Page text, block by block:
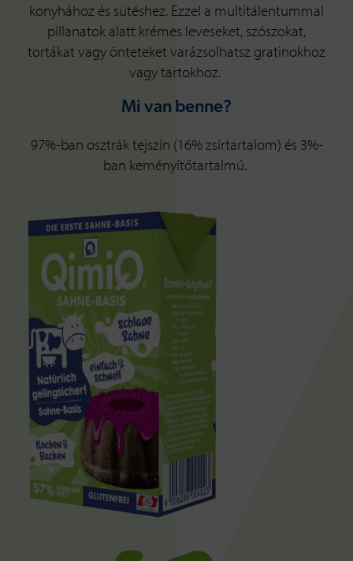
konyhához és sütéshez. Ezzel a multitálentummal
pillanatok alatt krémes leveseket, szószokat,
tortákat vagy önteteket varázsolhatsz gratinokhoz
vagy tartokhoz.
Mi van benne?
97%-ban osztrák tejszín (16% zsírtartalom) és 3%-
ban keményítőtartalmú.